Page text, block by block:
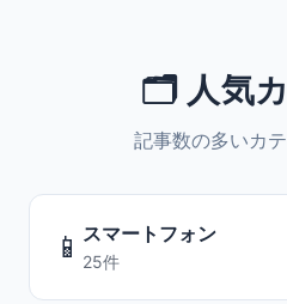
🗂️ 人気
記事数の多いカ
📱 スマートフォン
25件